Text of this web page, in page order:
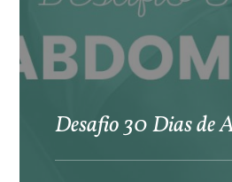
Desafio 30 Dias de